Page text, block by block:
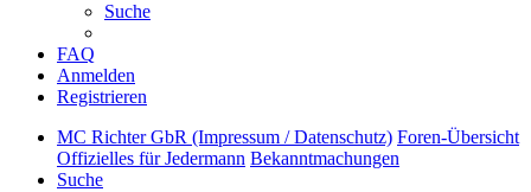
Suche
FAQ
Anmelden
Registrieren
MC Richter GbR (Impressum / Datenschutz) Foren-Übersicht
Offizielles für Jedermann Bekanntmachungen
Suche